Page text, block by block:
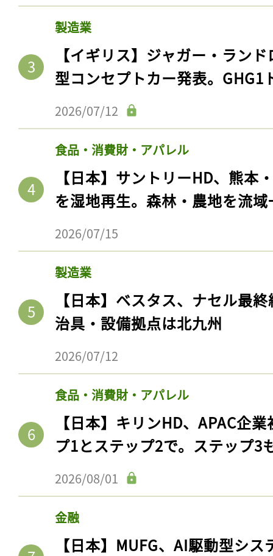
製造業
【イギリス】ジャガー・ラン
型コンセプトカー発表。GHG1
2026/07/12
食品・消費財・アパレル
【日本】サントリーHD、熊本
を湿地再生。森林・農地を流
2026/07/15
製造業
【日本】ベスタス、ナセル最
治具・設備拠点は北九州
2026/07/12
食品・消費財・アパレル
【日本】キリンHD、APAC企
プ1とステップ2で。ステップ3
2026/08/01
金融
【日本】MUFG、AI駆動型シ